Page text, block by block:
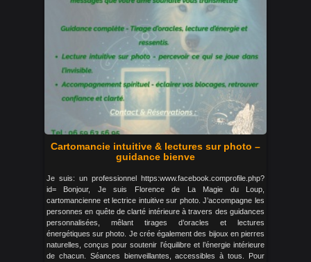
Cartomancie intuitive & lectures sur photo –
guidance bienve
Je suis: un professionnel https:www.facebook.comprofile.php?
id= Bonjour, Je suis Florence de La Magie du Loup,
cartomancienne et lectrice intuitive sur photo. J’accompagne les
personnes en quête de clarté intérieure à travers des guidances
personnalisées, mêlant tirages d’oracles et lectures
énergétiques sur photo. Je crée également des bijoux en pierres
naturelles, conçus pour soutenir l’équilibre et l’énergie intérieure
de chacun. Séances bienveillantes, accessibles à tous. Pour